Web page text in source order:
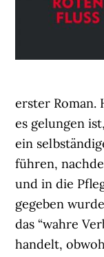
erster Roman.
es gelungen
ein
führen,
und in die
gegeben
das “wahre
handelt,